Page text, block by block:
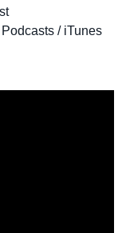
/ iTunes